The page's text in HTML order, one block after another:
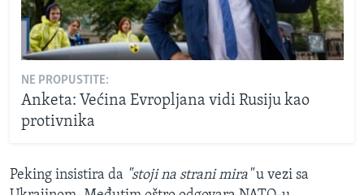
NE PROPUSTITE:
Anketa: Većina Evropljana vidi Rusiju kao
protivnika
Peking insistira da "stoji na strani mira"u vezi sa